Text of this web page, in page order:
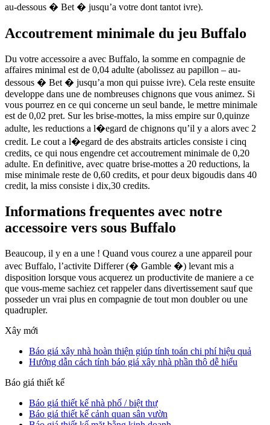
au-dessous � Bet � jusqu’a votre dont tantot ivre).
Accoutrement minimale du jeu Buffalo
Du votre accessoire a avec Buffalo, la somme en compagnie de
affaires minimal est de 0,04 adulte (abolissez au papillon – au-
dessous � Bet � jusqu’a mon qui puisse ivre). Cela reste ensuite
developpe dans une de nombreuses chignons que vous animez. Si
vous pourrez en ce qui concerne un seul bande, le mettre minimale
est de 0,02 pret. Sur les brise-mottes, la miss empire sur 0,quinze
adulte, les reductions a l�egard de chignons qu’il y a alors avec 2
credit. Le cout a l�egard de des abstraits articles consiste i cinq
credits, ce qui nous engendre cet accoutrement minimale de 0,20
adulte. En definitive, avec quatre brise-mottes a 20 reductions, la
mise minimale reste de 0,60 credits, et pour deux bigoudis dans 40
credit, la miss consiste i dix,30 credits.
Informations frequentes avec notre
accessoire vers sous Buffalo
Beaucoup, il y en a une ! Quand vous courez a une appareil pour
avec Buffalo, l’activite Differer (� Gamble �) levant mis a
disposition lorsque vous acquerez un productivite de maniere a ce
que vous-meme sachiez cet rappeler dans divertissement sauf que
posseder un vrai plus en compagnie de tout mon doubler ou une
quadrupler.
Xây mới
Báo giá xây nhà hoàn thiện giúp tính toán chi phí hiệu quả
Hướng dẫn cách tính báo giá xây nhà phần thô dễ hiểu
Báo giá thiết kế
Báo giá thiết kế nhà phố / biệt thự
Báo giá thiết kế cảnh quan sân vườn